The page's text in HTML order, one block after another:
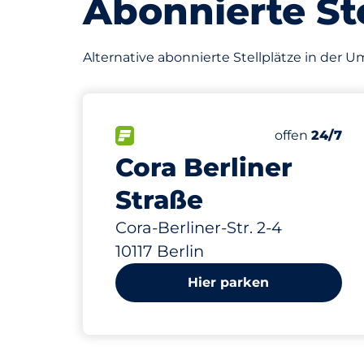
Abonnierte
Alternative abonnierte Stellplätze in der
Cora Berliner
Straße
Cora-Berliner-Str. 2-4
10117 Berlin
Anzahl der
Gesamtplätze
Stellplätze
Freitag
offen 24/7
991 m
Hier parken